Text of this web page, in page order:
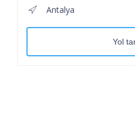
Antalya
Yol